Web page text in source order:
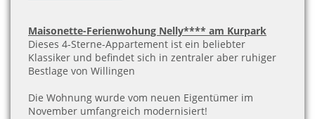
Maisonette-Ferienwohung Nelly**** am Kurpark
Dieses 4-Sterne-Appartement ist ein beliebter
Klassiker und befindet sich in zentraler aber ruhiger
Bestlage von Willingen
Die Wohnung wurde vom neuen Eigentümer im
November umfangreich modernisiert!